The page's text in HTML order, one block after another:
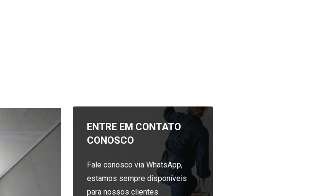
ENTRE EM CONTATO
CONOSCO
Fale conosco via WhatsApp,
estamos sempre disponíveis
para nossos clientes.